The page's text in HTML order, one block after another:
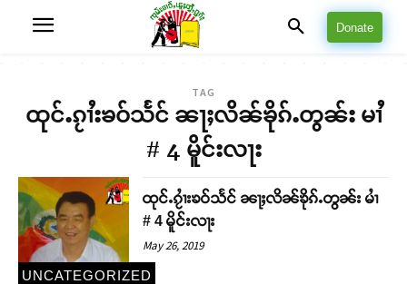
Donate
TAG
ထုင်ႉၵႂၢႆးၶဝ်သႅင် ၼႃႈလိၼ်ၶိုၵ်ႉတွၼ်း မၢႆ
# 4 မိူင်းလႃး
UNCATEGORIZED
ထုင်ႉၵႂၢႆးၶဝ်သႅင် ၼႃႈလိၼ်ၶိုၵ်ႉတွၼ်း မၢႆ
# 4 မိူင်းလႃး
May 26, 2019